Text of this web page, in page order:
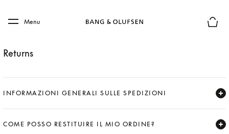
Skip to main footer
Menu
Returns
INFORMAZIONI GENERALI SULLE SPEDIZIONI
COME POSSO RESTITUIRE IL MIO ORDINE?